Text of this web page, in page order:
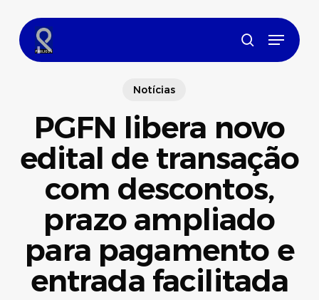
main
content
search
Menu
Notícias
PGFN libera novo
edital de transação
com descontos,
prazo ampliado
para pagamento e
entrada facilitada